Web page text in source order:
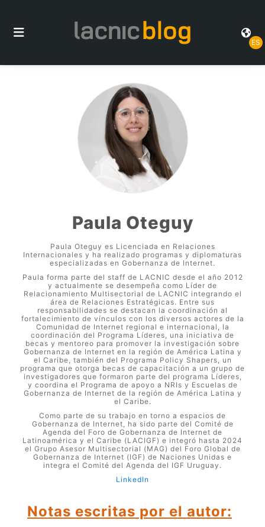
ES
Paula Oteguy
Paula Oteguy es Licenciada en Relaciones
Internacionales y ha realizado programas y diplomaturas
especializadas en Gobernanza de Internet.
Paula forma parte del staff de LACNIC desde el año 2012
y actualmente se desempeña como Líder de
Relacionamiento Multisectorial de LACNIC integrando el
área de Relaciones Estratégicas. Entre sus
responsabilidades se destacan la coordinación al
fortalecimiento de vínculos con los diversos actores de la
Comunidad de Internet regional e internacional, la
coordinación del Programa Líderes, una iniciativa de
becas y mentoreo para promover la investigación sobre
Gobernanza de Internet en la región de América Latina y
el Caribe, también del Programa Policy Shapers, un
programa que otorga becas de capacitación a un grupo de
investigadores que formaron parte del programa Líderes,
y coordina el Programa de apoyo a NRIs y Escuelas de
Gobernanza de Internet de la región de América Latina y
el Caribe.
Como parte de su trabajo en torno a espacios de
Gobernanza de Internet, ha sido parte del Comité de
Agenda del Foro de Gobernanza de Internet de
Latinoamérica y el Caribe (LACIGF) e integró hasta 2024
el Grupo Asesor Multisectorial (MAG) del Foro Global de
Gobernanza de Internet (IGF) de Naciones Unidas e
integra el Comité del Agenda del IGF Uruguay.
LinkedIn
Notas escritas por el autor: